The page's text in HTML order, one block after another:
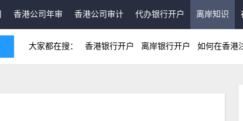
香港公司年审 香港公司审计 代办银行开户 离岸知识
大家都在搜： 香港银行开户 离岸银行开户 如何在香港